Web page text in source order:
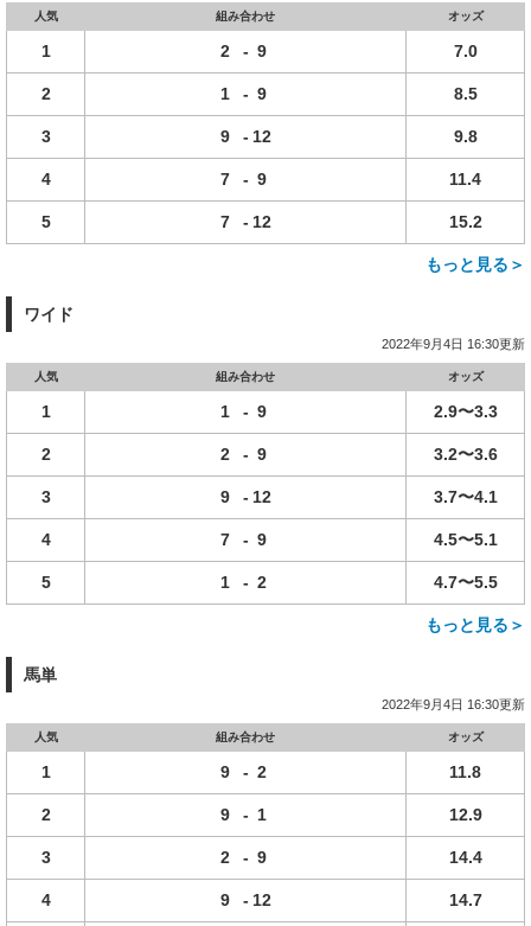
人気 組み合わせ オッズ
1 2 - 9 7.0
2 1 - 9 8.5
3 9 - 12 9.8
4 7 - 9 11.4
5 7 - 12 15.2
もっと見る＞
ワイド
2022年9月4日 16:30更新
人気 組み合わせ オッズ
1 1 - 9 2.9〜3.3
2 2 - 9 3.2〜3.6
3 9 - 12 3.7〜4.1
4 7 - 9 4.5〜5.1
5 1 - 2 4.7〜5.5
もっと見る＞
馬単
2022年9月4日 16:30更新
人気 組み合わせ オッズ
1 9 - 2 11.8
2 9 - 1 12.9
3 2 - 9 14.4
4 9 - 12 14.7